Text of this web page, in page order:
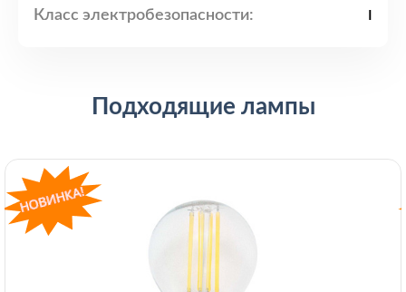
Класс электробезопасности:
Подходящие лампы